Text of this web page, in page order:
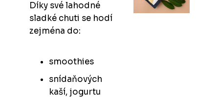
Díky své lahodné
sladké chuti se hodí
zejména do:
smoothies
snídaňových
kaší, jogurtu